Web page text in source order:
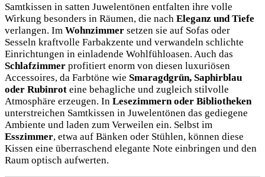
Samtkissen in satten Juwelentönen entfalten ihre volle
Wirkung besonders in Räumen, die nach Eleganz und Tiefe
verlangen. Im Wohnzimmer setzen sie auf Sofas oder
Sesseln kraftvolle Farbakzente und verwandeln schlichte
Einrichtungen in einladende Wohlfühloasen. Auch das
Schlafzimmer profitiert enorm von diesen luxuriösen
Accessoires, da Farbtöne wie Smaragdgrün, Saphirblau
oder Rubinrot eine behagliche und zugleich stilvolle
Atmosphäre erzeugen. In Lesezimmern oder Bibliotheken
unterstreichen Samtkissen in Juwelentönen das gediegene
Ambiente und laden zum Verweilen ein. Selbst im
Esszimmer, etwa auf Bänken oder Stühlen, können diese
Kissen eine überraschend elegante Note einbringen und den
Raum optisch aufwerten.